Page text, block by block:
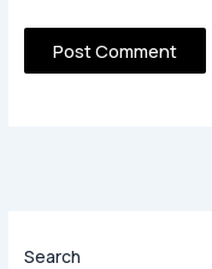
Search